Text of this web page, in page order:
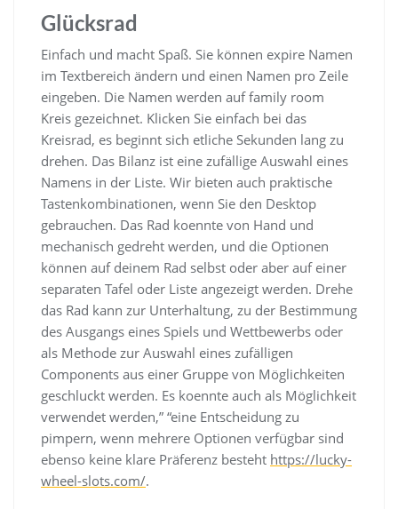
Glücksrad
Einfach und macht Spaß. Sie können expire Namen
im Textbereich ändern und einen Namen pro Zeile
eingeben. Die Namen werden auf family room
Kreis gezeichnet. Klicken Sie einfach bei das
Kreisrad, es beginnt sich etliche Sekunden lang zu
drehen. Das Bilanz ist eine zufällige Auswahl eines
Namens in der Liste. Wir bieten auch praktische
Tastenkombinationen, wenn Sie den Desktop
gebrauchen. Das Rad koennte von Hand und
mechanisch gedreht werden, und die Optionen
können auf deinem Rad selbst oder aber auf einer
separaten Tafel oder Liste angezeigt werden. Drehe
das Rad kann zur Unterhaltung, zu der Bestimmung
des Ausgangs eines Spiels und Wettbewerbs oder
als Methode zur Auswahl eines zufälligen
Components aus einer Gruppe von Möglichkeiten
geschluckt werden. Es koennte auch als Möglichkeit
verwendet werden,” “eine Entscheidung zu
pimpern, wenn mehrere Optionen verfügbar sind
ebenso keine klare Präferenz besteht https://lucky-
wheel-slots.com/.